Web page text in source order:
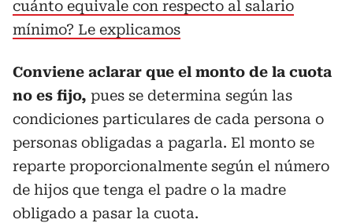
cuánto equivale con respecto al salario
mínimo? Le explicamos
Conviene aclarar que el monto de la cuota
no es fijo, pues se determina según las
condiciones particulares de cada persona o
personas obligadas a pagarla. El monto se
reparte proporcionalmente según el número
de hijos que tenga el padre o la madre
obligado a pasar la cuota.